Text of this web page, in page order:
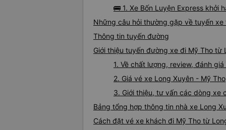
🚌 1. Xe Bốn Luyện Express khởi
Những câu hỏi thường gặp về tuyến
Thông tin tuyến đường
Giới thiệu tuyến đường xe đi Mỹ Tho từ
1. Về chất lượng, review, đánh
2. Giá vé xe Long Xuyên - Mỹ Tho
3. Giới thiệu, tư vấn các dòng xe
Bảng tổng hợp thông tin nhà xe Long
Cách đặt vé xe khách đi Mỹ Tho từ